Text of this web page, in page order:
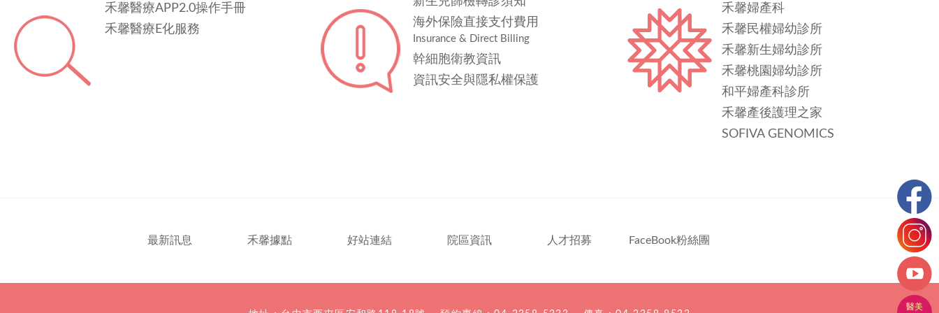
禾馨醫療APP2.0操作手冊
禾馨醫療E化服務
海外保險直接支付費用
Insurance & Direct Billing
幹細胞衛教資訊
資訊安全與隱私權保護
禾馨婦產科
禾馨民權婦幼診所
禾馨新生婦幼診所
禾馨桃園婦幼診所
和平婦產科診所
禾馨產後護理之家
SOFIVA GENOMICS
最新訊息 禾馨據點 好站連結 院區資訊 人才招募 FaceBook粉絲團